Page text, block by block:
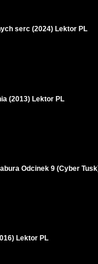
serc (2024) Lektor PL
(2013) Lektor PL
Odcinek 9 (Cyber
Lektor PL